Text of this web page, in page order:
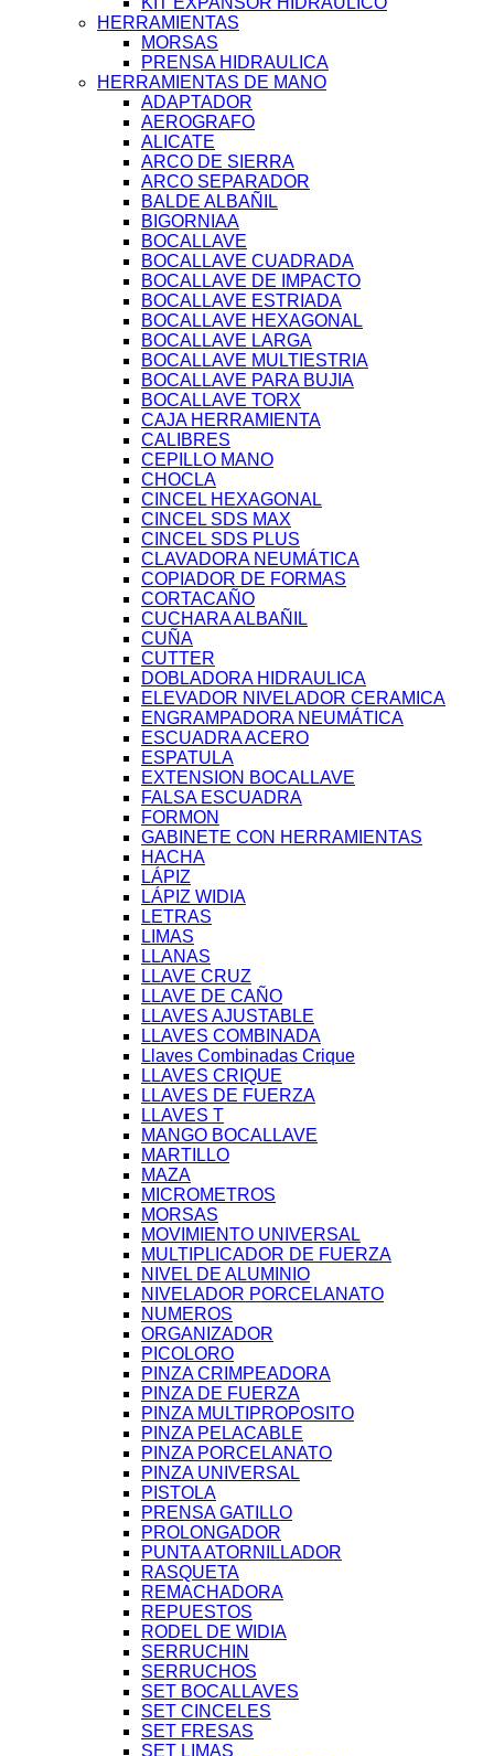
HERRAMIENTAS
MORSAS
PRENSA HIDRAULICA
HERRAMIENTAS DE MANO
ADAPTADOR
AEROGRAFO
ALICATE
ARCO DE SIERRA
ARCO SEPARADOR
BALDE ALBAÑIL
BIGORNIAA
BOCALLAVE
BOCALLAVE CUADRADA
BOCALLAVE DE IMPACTO
BOCALLAVE ESTRIADA
BOCALLAVE HEXAGONAL
BOCALLAVE LARGA
BOCALLAVE MULTIESTRIA
BOCALLAVE PARA BUJIA
BOCALLAVE TORX
CAJA HERRAMIENTA
CALIBRES
CEPILLO MANO
CHOCLA
CINCEL HEXAGONAL
CINCEL SDS MAX
CINCEL SDS PLUS
CLAVADORA NEUMÁTICA
COPIADOR DE FORMAS
CORTACAÑO
CUCHARA ALBAÑIL
CUÑA
CUTTER
DOBLADORA HIDRAULICA
ELEVADOR NIVELADOR CERAMICA
ENGRAMPADORA NEUMÁTICA
ESCUADRA ACERO
ESPATULA
EXTENSION BOCALLAVE
FALSA ESCUADRA
FORMON
GABINETE CON HERRAMIENTAS
HACHA
LÁPIZ
LÁPIZ WIDIA
LETRAS
LIMAS
LLANAS
LLAVE CRUZ
LLAVE DE CAÑO
LLAVES AJUSTABLE
LLAVES COMBINADA
Llaves Combinadas Crique
LLAVES CRIQUE
LLAVES DE FUERZA
LLAVES T
MANGO BOCALLAVE
MARTILLO
MAZA
MICROMETROS
MORSAS
MOVIMIENTO UNIVERSAL
MULTIPLICADOR DE FUERZA
NIVEL DE ALUMINIO
NIVELADOR PORCELANATO
NUMEROS
ORGANIZADOR
PICOLORO
PINZA CRIMPEADORA
PINZA DE FUERZA
PINZA MULTIPROPOSITO
PINZA PELACABLE
PINZA PORCELANATO
PINZA UNIVERSAL
PISTOLA
PRENSA GATILLO
PROLONGADOR
PUNTA ATORNILLADOR
RASQUETA
REMACHADORA
REPUESTOS
RODEL DE WIDIA
SERRUCHIN
SERRUCHOS
SET BOCALLAVES
SET CINCELES
SET FRESAS
SET LIMAS